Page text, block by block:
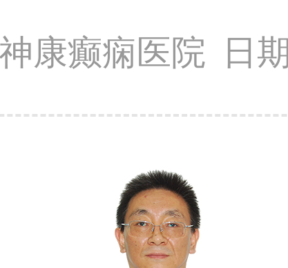
康癫痫医院 日